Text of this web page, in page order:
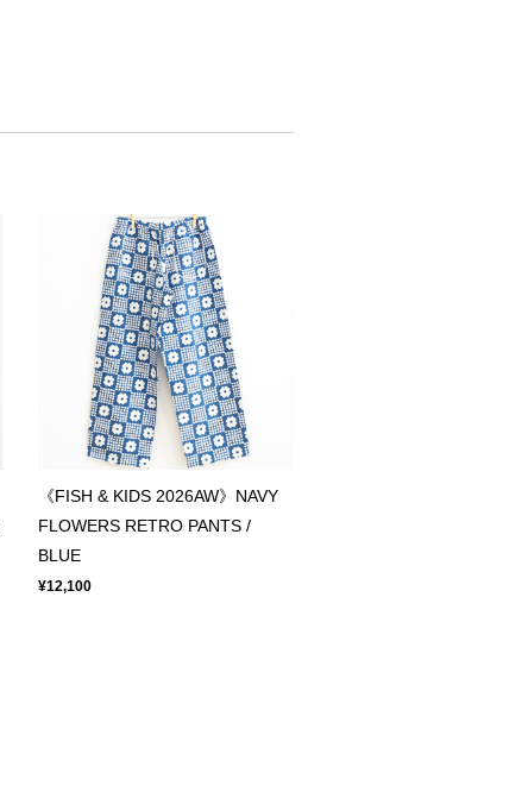
《FISH & KIDS 2026AW》NAVY
FLOWERS RETRO PANTS /
BLUE
¥12,100